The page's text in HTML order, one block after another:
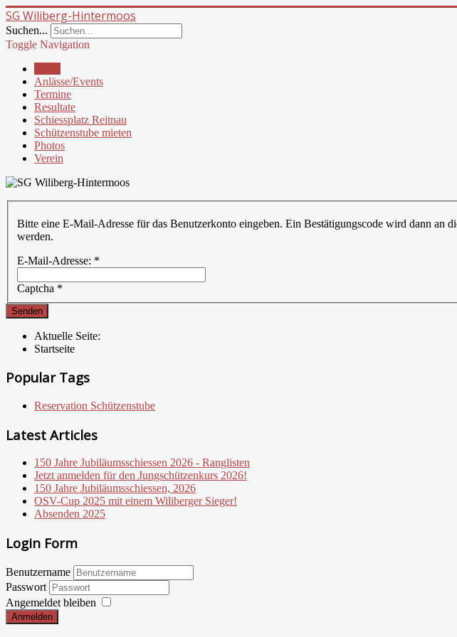
SG Wiliberg-Hintermoos
Suchen...
Toggle Navigation
Anlässe/Events
Termine
Resultate
Schiessplatz Reitnau
Schützenstube mieten
Photos
Verein
Bitte eine E-Mail-Adresse für das Benutzerkonto eingeben. Ein Bestätigungscode wird dann an
werden.
E-Mail-Adresse: *
Captcha *
Senden
Aktuelle Seite:
Startseite
Popular Tags
Reservation Schützenstube
Latest Articles
150 Jahre Jubiläumsschiessen 2026 - Ranglisten
Jetzt anmelden für den Jungschützenkurs 2026!
150 Jahre Jubiläumsschiessen, 2026
OSV-Cup 2025 mit einem Wiliberger Sieger!
Absenden 2025
Login Form
Benutzername
Passwort
Angemeldet bleiben
Anmelden